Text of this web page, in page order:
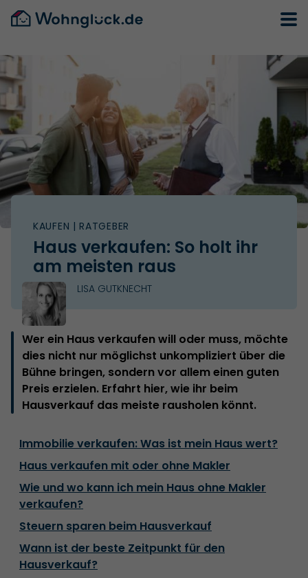
KAUFEN | RATGEBER
Haus verkaufen: So holt ihr
am meisten raus
LISA GUTKNECHT
Wer ein Haus verkaufen will oder muss, möchte
dies nicht nur möglichst unkompliziert über die
Bühne bringen, sondern vor allem einen guten
Preis erzielen. Erfahrt hier, wie ihr beim
Hausverkauf das meiste rausholen könnt.
Immobilie verkaufen: Was ist mein Haus wert?
Haus verkaufen mit oder ohne Makler
Wie und wo kann ich mein Haus ohne Makler
verkaufen?
Steuern sparen beim Hausverkauf
Wann ist der beste Zeitpunkt für den
Hausverkauf?